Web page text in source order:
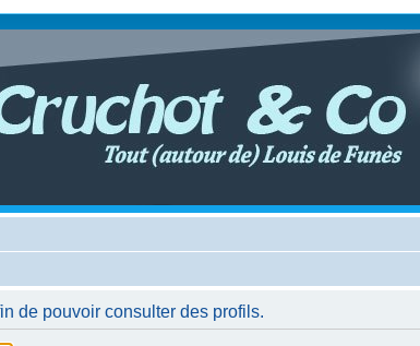
de pouvoir consulter des profils.